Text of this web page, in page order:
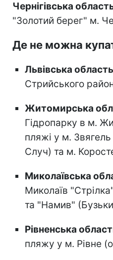
Чернігівська
"Золотий берег" м.
Де не можна
Львівська
Стрийського
Житомирська
Гідропарку в м.
пляжі у м.
Случ) та м.
Миколаївська
Миколаїв
та "Намив"
Рівненська
пляжу у м. Рівне